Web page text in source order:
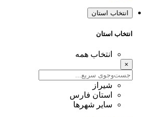
انتخاب استان
انتخاب استان
انتخاب همه
×
شیراز
استان فارس
سایر شهرها